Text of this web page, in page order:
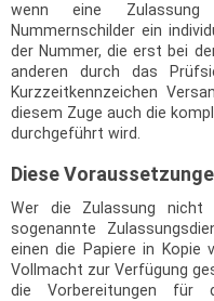
wenn eine
Nummernschilder ein
der Nummer, die erst bei
anderen durch das
Kurzzeitkennzeichen
diesem Zuge auch die
durchgeführt wird.
Diese
Wer die Zulassung nicht
sogenannte
einen die Papiere in Kopie
Vollmacht zur Verfügung
die Vorbereitungen für